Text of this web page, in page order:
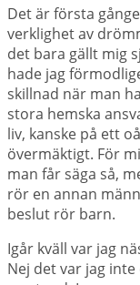
Det är första
verklighet av
det bara gällt mig
hade jag
skillnad när man
stora hemska
liv, kanske på ett
övermäktigt. För
man får säga så,
rör en annan
beslut rör barn.
Igår kväll var jag
Nej det var jag